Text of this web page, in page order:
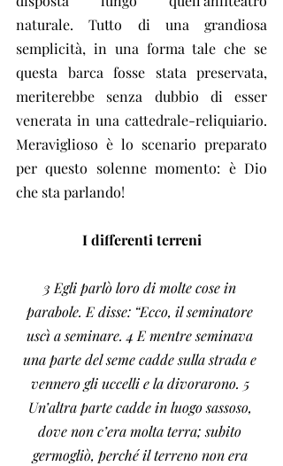
naturale. Tutto di una grandiosa
semplicità, in una forma tale che se
questa barca fosse stata preservata,
meriterebbe senza dubbio di esser
venerata in una cattedrale-reliquiario.
Meraviglioso è lo scenario preparato
per questo solenne momento: è Dio
che sta parlando!
I differenti terreni
3 Egli parlò loro di molte cose in
parabole. E disse: “Ecco, il seminatore
uscì a seminare. 4 E mentre seminava
una parte del seme cadde sulla strada e
vennero gli uccelli e la divorarono. 5
Un’altra parte cadde in luogo sassoso,
dove non c’era molta terra; subito
germogliò, perché il terreno non era